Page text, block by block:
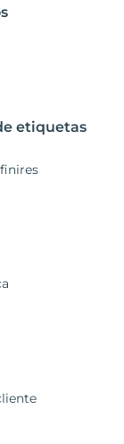
etiquetas